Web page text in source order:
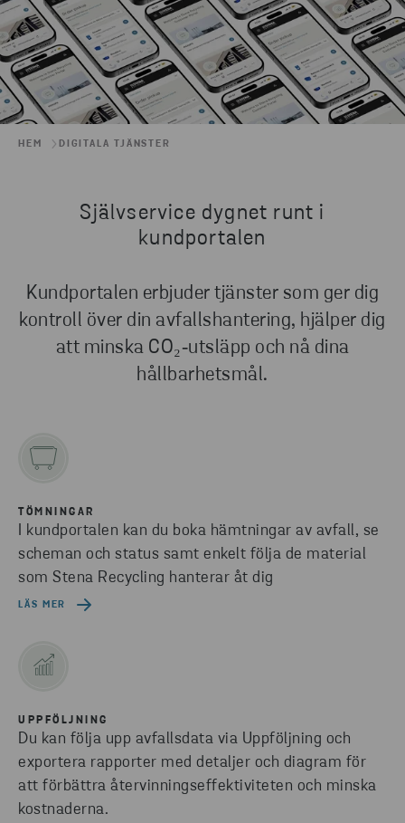
HEM DIGITALA TJÄNSTER
Självservice dygnet runt i
kundportalen
Kundportalen erbjuder tjänster som ger dig
kontroll över din avfallshantering, hjälper dig
att minska CO₂‑utsläpp och nå dina
hållbarhetsmål.
TÖMNINGAR
I kundportalen kan du boka hämtningar av avfall, se
scheman och status samt enkelt följa de material
som Stena Recycling hanterar åt dig
LÄS MER
UPPFÖLJNING
Du kan följa upp avfallsdata via Uppföljning och
exportera rapporter med detaljer och diagram för
att förbättra återvinningseffektiviteten och minska
kostnaderna.